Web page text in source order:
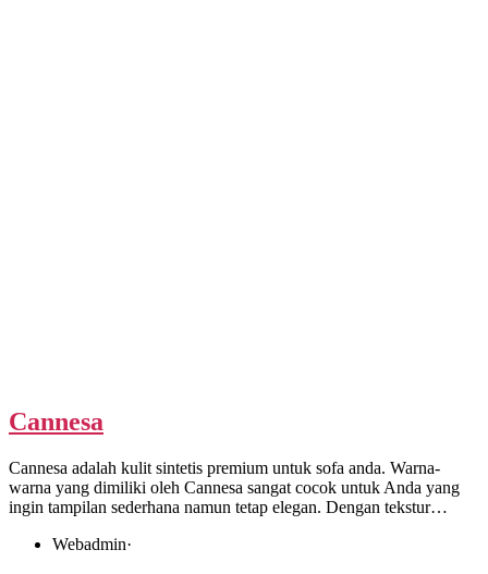
Cannesa
Cannesa adalah kulit sintetis premium untuk sofa anda. Warna-
warna yang dimiliki oleh Cannesa sangat cocok untuk Anda yang
ingin tampilan sederhana namun tetap elegan. Dengan tekstur…
Webadmin·